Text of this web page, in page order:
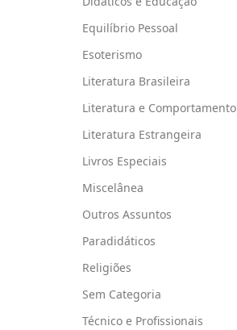
Equilíbrio Pessoal
Esoterismo
Literatura Brasileira
Literatura e Comportamento
Literatura Estrangeira
Livros Especiais
Miscelânea
Outros Assuntos
Paradidáticos
Religiões
Sem Categoria
Técnico e Profissionais